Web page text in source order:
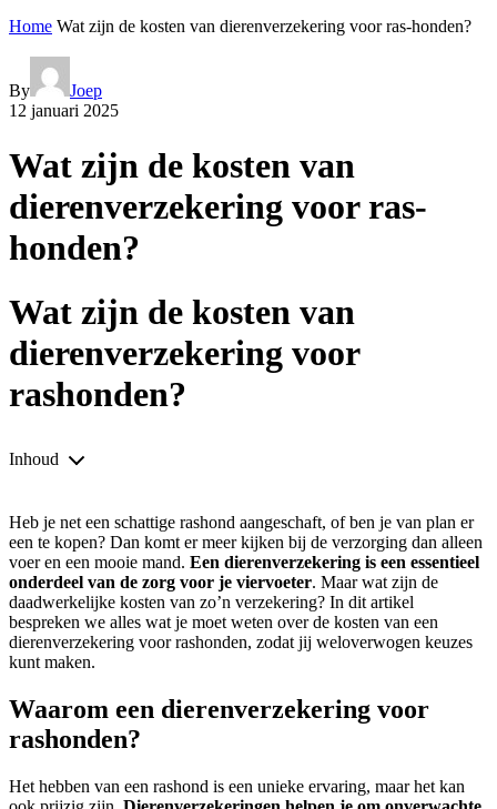
Home Wat zijn de kosten van dierenverzekering voor ras-honden?
By
Joep
12 januari 2025
Wat zijn de kosten van
dierenverzekering voor ras-
honden?
Wat zijn de kosten van
dierenverzekering voor
rashonden?
Inhoud
Heb je net een schattige rashond aangeschaft, of ben je van plan er
een te kopen? Dan komt er meer kijken bij de verzorging dan alleen
voer en een mooie mand. Een dierenverzekering is een essentieel
onderdeel van de zorg voor je viervoeter. Maar wat zijn de
daadwerkelijke kosten van zo’n verzekering? In dit artikel
bespreken we alles wat je moet weten over de kosten van een
dierenverzekering voor rashonden, zodat jij weloverwogen keuzes
kunt maken.
Waarom een dierenverzekering voor
rashonden?
Het hebben van een rashond is een unieke ervaring, maar het kan